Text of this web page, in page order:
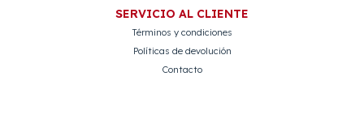
SERVICIO AL CLIENTE
Términos y condiciones
Políticas de devolución
Contacto